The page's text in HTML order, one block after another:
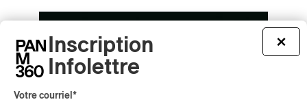
×
Inscription
Infolettre
Votre courriel *